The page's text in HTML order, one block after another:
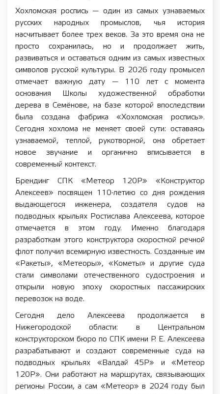
Хохломская роспись — один из самых узнаваемых
русских народных промыслов, чья история
насчитывает более трех веков. За это время она не
просто сохранилась, но и продолжает жить,
развиваться и оставаться одним из самых известных
символов русской культуры. В 2026 году промысел
отмечает важную дату — 110 лет с момента
основания Школы художественной обработки
дерева в Семёнове, на базе которой впоследствии
была создана фабрика «Хохломская роспись».
Сегодня хохлома не меняет своей сути: оставаясь
узнаваемой, теплой, рукотворной, она обретает
новое звучание и органично вписывается в
современный контекст.
Брендинг СПК «Метеор 120Р» «Конструктор
Алексеев» посвящен 110-летию со дня рождения
выдающегося инженера, создателя судов на
подводных крыльях Ростислава Алексеева, которое
отмечается в этом году. Именно благодаря
разработкам этого конструктора скоростной речной
флот получил всемирную известность. Созданные им
«Ракеты», «Метеоры», «Кометы» и другие суда
стали символами отечественного судостроения и
открыли новую эпоху скоростных пассажирских
перевозок на воде.
Сегодня дело Алексеева продолжается в
Нижегородской области: в Центральном
конструкторском бюро по СПК имени Р. Е. Алексеева
разрабатывают и создают современные суда на
подводных крыльях «Валдай 45Р» и «Метеор
120Р». Они работают на маршрутах, связывающих
регионы России, а сам «Метеор» в 2024 году был